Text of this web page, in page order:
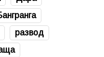
развод